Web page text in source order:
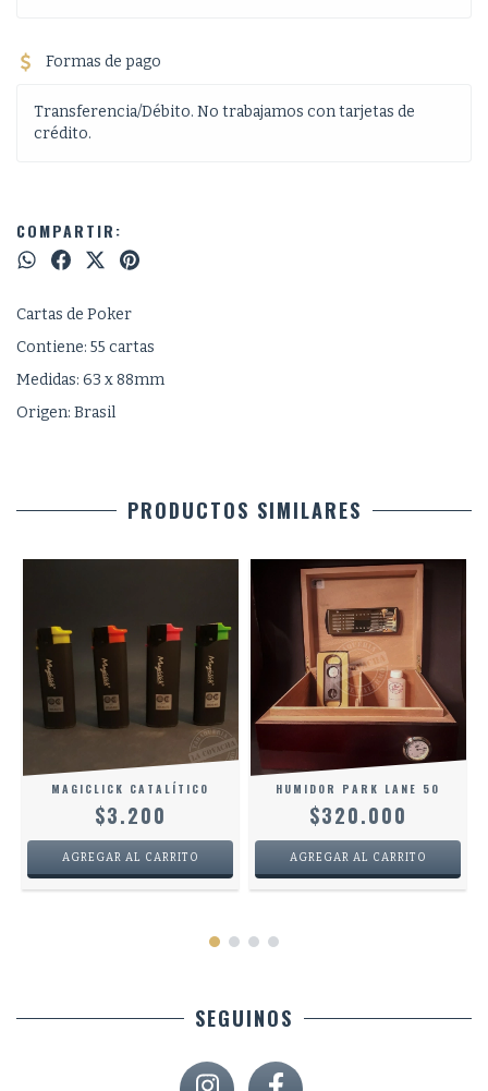
Formas de pago
Transferencia/Débito. No trabajamos con tarjetas de
crédito.
COMPARTIR:
Cartas de Poker
Contiene: 55 cartas
Medidas: 63 x 88mm
Origen: Brasil
PRODUCTOS SIMILARES
MAGICLICK CATALÍTICO
$3.200
HUMIDOR PARK LANE 50
$320.000
SEGUINOS